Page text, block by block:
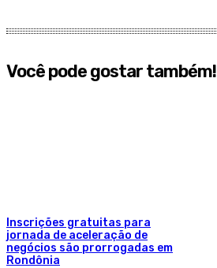
Você pode gostar também!
Inscrições gratuitas para
jornada de aceleração de
negócios são prorrogadas em
Rondônia